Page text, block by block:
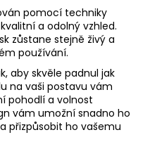
pomocí techniky
a odolný vzhled.
zůstane stejně živý a
používání.
aby skvěle padnul jak
na vaši postavu vám
pohodlí a volnost
vám umožní snadno ho
přizpůsobit ho vašemu